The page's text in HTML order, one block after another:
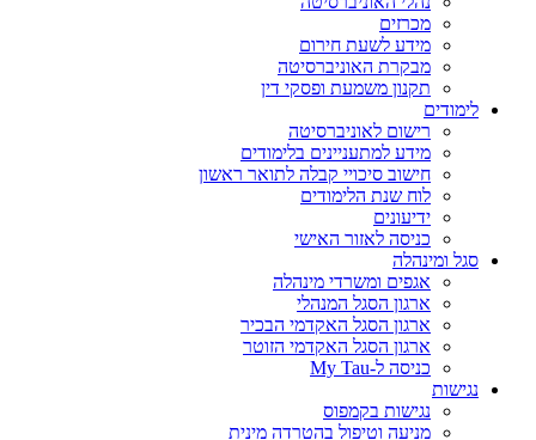
מכרזים
מידע לשעת חירום
מבקרת האוניברסיטה
תקנון משמעת ופסקי דין
לימודים
רישום לאוניברסיטה
מידע למתעניינים בלימודים
חישוב סיכויי קבלה לתואר ראשון
לוח שנת הלימודים
ידיעונים
כניסה לאזור האישי
סגל ומינהלה
אגפים ומשרדי מינהלה
ארגון הסגל המנהלי
ארגון הסגל האקדמי הבכיר
ארגון הסגל האקדמי הזוטר
כניסה ל-My Tau
נגישות
נגישות בקמפוס
מניעה וטיפול בהטרדה מינית